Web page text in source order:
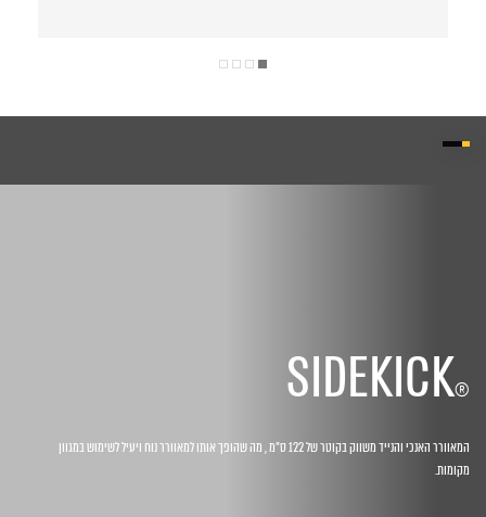
®
SIDEKICK
המאוורר האנכי והנייד משווק בקוטר של 122 ס"מ , מה שהופך אותו למאוורר נוח ויעיל לשימוש במגוון
מקומות.